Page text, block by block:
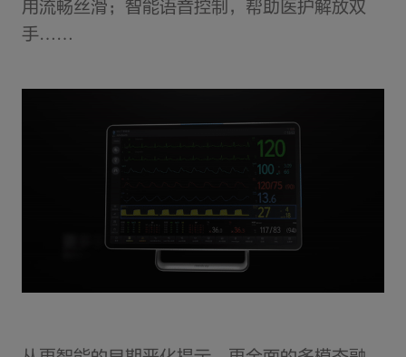
用流畅丝滑；智能语音控制，帮助医护解放双
手……